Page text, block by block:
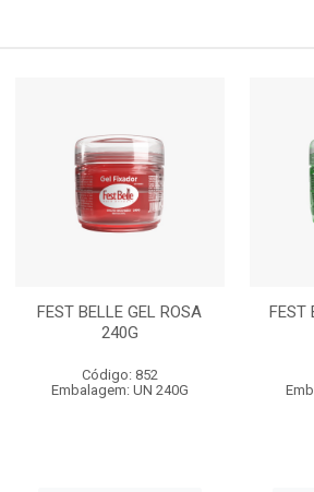
FEST BELLE GEL ROSA
240G
Código: 852
Embalagem: UN 240G
FEST